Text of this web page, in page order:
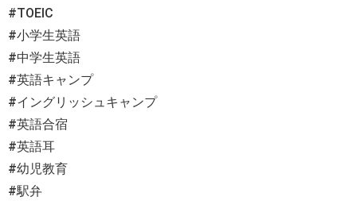
#TOEIC
#小学生英語
#中学生英語
#英語キャンプ
#イングリッシュキャンプ
#英語合宿
#英語耳
#幼児教育
#駅弁